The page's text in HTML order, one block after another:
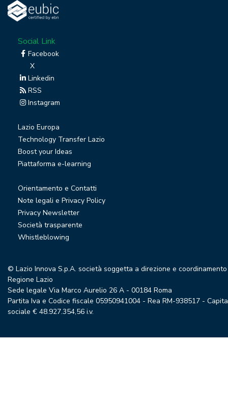
Social Link
Facebook
X
Linkedin
RSS
Instagram
Lazio Europa
Technology Transfer Lazio
Boost your Ideas
Piattaforma e-learning
Orientamento e Contatti
Note legali e Privacy Policy
Privacy Newsletter
Società trasparente
Whistleblowing
© Lazio Innova S.p.A. società soggetta a direzione e
Regione Lazio
Sede legale Via Marco Aurelio 26 A - 00184 Roma
Partita Iva e Codice fiscale 05950941004 - Rea RM-938517 -
sociale € 48.927.354,56 i.v.